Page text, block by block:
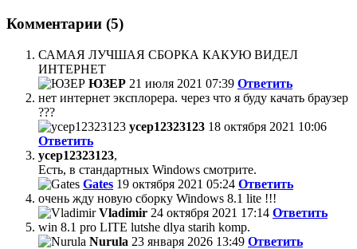
Комментарии (5)
САМАЯ ЛУЧШАЯ СБОРКА КАКУЮ ВИДЕЛ
ИНТЕРНЕТ
ЮЗЕР 21 июля 2021 07:39 Ответить
нет интернет эксплорера. через что я буду качать браузер
???
усер12323123 18 октября 2021 10:06
Ответить
усер12323123,
Есть, в стандартных Windows смотрите.
Gates 19 октября 2021 05:24 Ответить
очень жду новую сборку Windows 8.1 lite !!!
Vladimir 24 октября 2021 17:14 Ответить
win 8.1 pro LITE lutshe dlya starih komp.
Nurula 23 января 2026 13:49 Ответить